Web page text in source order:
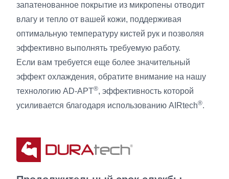
запатенованное покрытие из микропены отводит
влагу и тепло от вашей кожи, поддерживая
оптимальную температуру кистей рук и позволяя
эффективно выполнять требуемую работу.
Если вам требуется еще более значительный
эффект охлаждения, обратите внимание на нашу
технологию AD-APT®, эффективность которой
усиливается благодаря использованию AIRtech®.